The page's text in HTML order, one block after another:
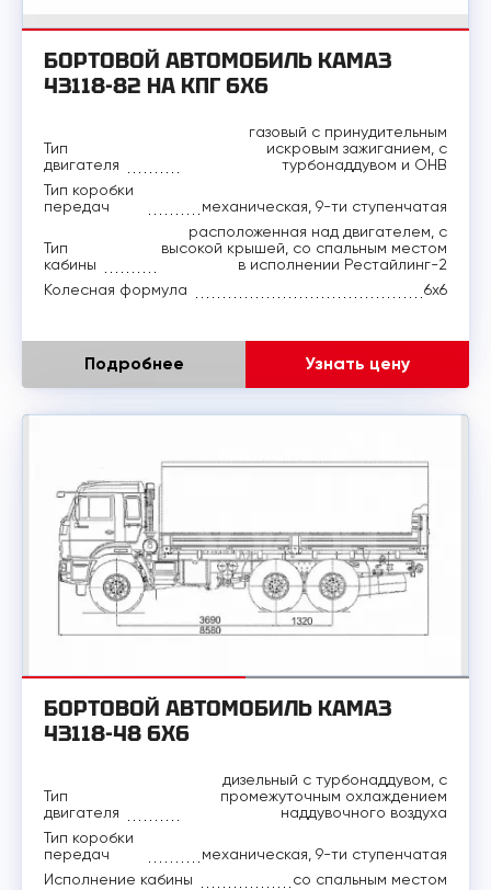
БОРТОВОЙ АВТОМОБИЛЬ КАМАЗ
43118-82 НА КПГ 6Х6
Тип
двигателя
газовый с принудительным
искровым зажиганием, с
турбонаддувом и ОНВ
Тип коробки
передач
механическая, 9-ти ступенчатая
Тип
кабины
расположенная над двигателем, с
высокой крышей, со спальным местом
в исполнении Рестайлинг-2
Колесная формула
6x6
Подробнее Узнать цену
БОРТОВОЙ АВТОМОБИЛЬ КАМАЗ
43118-48 6Х6
Тип
двигателя
дизельный с турбонаддувом, с
промежуточным охлаждением
наддувочного воздуха
Тип коробки
передач
механическая, 9-ти ступенчатая
Исполнение кабины
со спальным местом